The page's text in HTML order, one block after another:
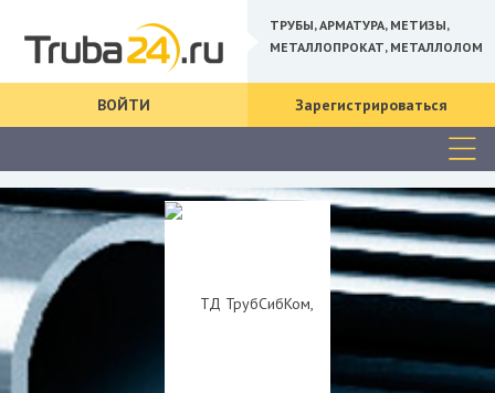
ТРУБЫ, АРМАТУРА, МЕТИЗЫ,
МЕТАЛЛОПРОКАТ, МЕТАЛЛОЛОМ
ВОЙТИ Зарегистрироваться